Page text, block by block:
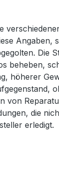
Die
beheben,
höherer
von
die
erledigt.